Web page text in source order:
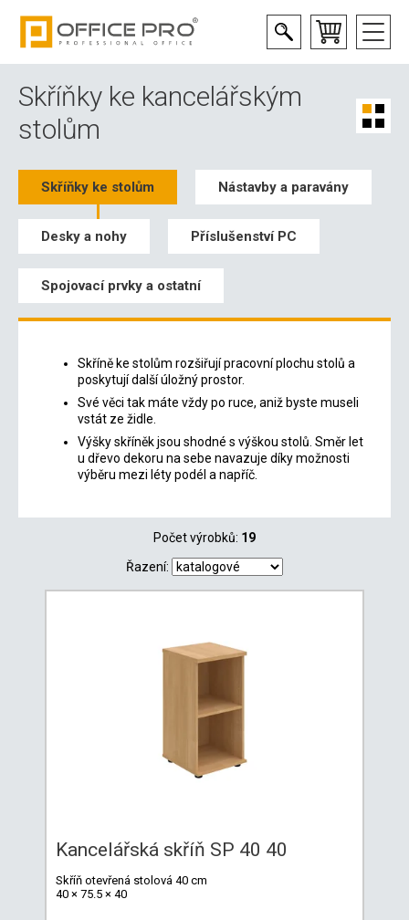
Skříňky ke kancelářským
stolům
Skříňky ke stolům Nástavby a paravány
Desky a nohy Příslušenství PC
Spojovací prvky a ostatní
Skříně ke stolům rozšiřují pracovní plochu stolů a
poskytují další úložný prostor.
Své věci tak máte vždy po ruce, aniž byste museli
vstát ze židle.
Výšky skříněk jsou shodné s výškou stolů. Směr let
u dřevo dekoru na sebe navazuje díky možnosti
výběru mezi léty podél a napříč.
Počet výrobků: 19
Řazení:
Kancelářská skříň SP 40 40
Skříň otevřená stolová 40 cm
40 × 75.5 × 40